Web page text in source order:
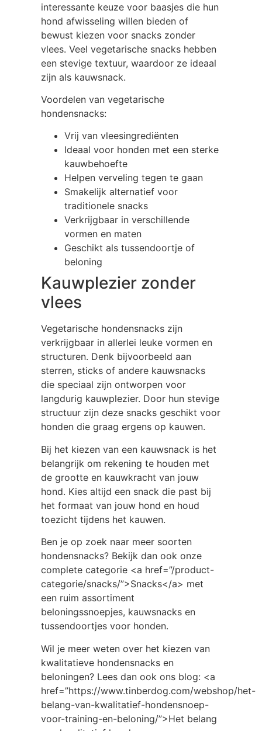
interessante keuze voor baasjes die hun
hond afwisseling willen bieden of
bewust kiezen voor snacks zonder
vlees. Veel vegetarische snacks hebben
een stevige textuur, waardoor ze ideaal
zijn als kauwsnack.
Voordelen van vegetarische
hondensnacks:
Vrij van vleesingrediënten
Ideaal voor honden met een sterke
kauwbehoefte
Helpen verveling tegen te gaan
Smakelijk alternatief voor
traditionele snacks
Verkrijgbaar in verschillende
vormen en maten
Geschikt als tussendoortje of
beloning
Kauwplezier zonder
vlees
Vegetarische hondensnacks zijn
verkrijgbaar in allerlei leuke vormen en
structuren. Denk bijvoorbeeld aan
sterren, sticks of andere kauwsnacks
die speciaal zijn ontworpen voor
langdurig kauwplezier. Door hun stevige
structuur zijn deze snacks geschikt voor
honden die graag ergens op kauwen.
Bij het kiezen van een kauwsnack is het
belangrijk om rekening te houden met
de grootte en kauwkracht van jouw
hond. Kies altijd een snack die past bij
het formaat van jouw hond en houd
toezicht tijdens het kauwen.
Ben je op zoek naar meer soorten
hondensnacks? Bekijk dan ook onze
complete categorie <a href=”/product-
categorie/snacks/”>Snacks</a> met
een ruim assortiment
beloningssnoepjes, kauwsnacks en
tussendoortjes voor honden.
Wil je meer weten over het kiezen van
kwalitatieve hondensnacks en
beloningen? Lees dan ook ons blog: <a
href=”https://www.tinberdog.com/webshop/het-
belang-van-kwalitatief-hondensnoep-
voor-training-en-beloning/”>Het belang